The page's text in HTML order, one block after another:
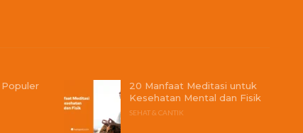
20 Manfaat Meditasi untuk
Kesehatan Mental dan Fisik
SEHAT & CANTIK